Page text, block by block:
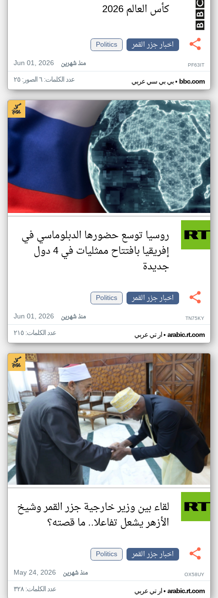
كأس العالم 2026
اخبار جزر القمر
Politics
Jun 01, 2026
منذ شهرين PF63IT
بي بي سي عربي• bbc.com عدد الكلمات: ٦ الصور: ٢٥
روسيا توسع حضورها الدبلوماسي في
إفريقيا بافتتاح ممثليات في 4 دول
جديدة
اخبار جزر القمر
Politics
Jun 01, 2026
منذ شهرين TN75KY
ار تي عربي• arabic.rt.com عدد الكلمات: ٢١٥
لقاء بين وزير خارجية جزر القمر وشيخ
الأزهر يشعل تفاعلا.. ما قصته؟
اخبار جزر القمر
Politics
May 24, 2026
منذ شهرين OX58UY
ار تي عربي• arabic.rt.com عدد الكلمات: ٣٢٨